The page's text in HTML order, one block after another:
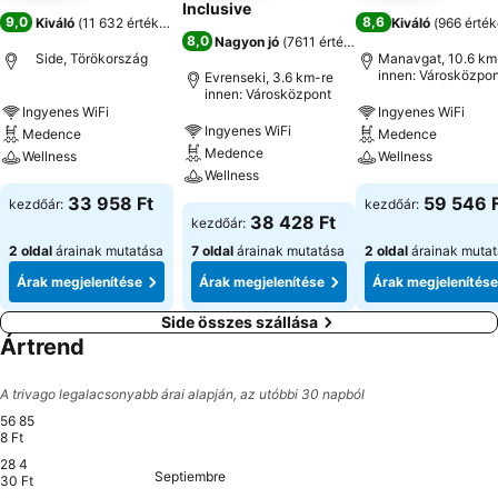
9,0 Kiváló (11 632 értékelés
Side, Törökország
Ingyenes WiFi
Medence
Wellness
kezdőár: 33 958 Ft
2 oldal árainak mutatása
Árak megjelenítése
Inclusive
8,0 Nagyon jó (7611 értékelés
Evrenseki, 3.6 km-re
innen: Városközpont
Ingyenes WiFi
Medence
Wellness
kezdőár: 38 428 Ft
7 oldal árainak mutatása
Árak megjelenítése
8,6 Kiváló (966
Manavgat, 10.6
innen:
Ingyenes WiFi
Medence
Wellness
kezdőár: 59 546
2 oldal árainak
Árak megjelenítése
Side összes szállása
Ártrend
A trivago legalacsonyabb árai alapján, az utóbbi 30 napból
56 85
8 Ft
28 4
30 Ft
Viernes, Agosto 28
56 858 Ft
Sábado, Agosto 29
56 281 Ft
Domingo, Agosto 30
56 085 Ft
Martes, Septiembre 01
56 241 Ft
SeptiembreJueves, Septiembre 03
56 056 FtSábado, Septiembre 05
56 306 Ft